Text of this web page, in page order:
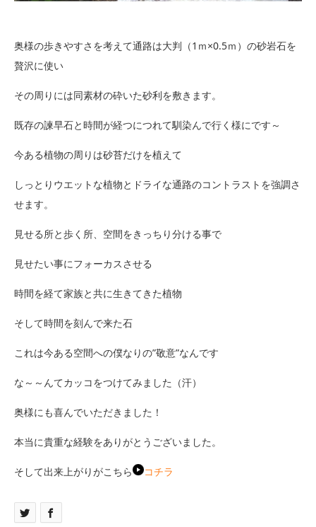
奥様の歩きやすさを考えて通路は大判（1ｍ×0.5ｍ）の砂岩石を
贅沢に使い
その周りには同素材の砕いた砂利を敷きます。
既存の諫早石と時間が経つにつれて馴染んで行く様にです～
今ある植物の周りは砂苔だけを植えて
しっとりウエットな植物とドライな通路のコントラストを強調さ
せます。
見せる所と歩く所、空間をきっちり分ける事で
見せたい事にフォーカスさせる
時間を経て家族と共に生きてきた植物
そして時間を刻んで来た石
これは今ある空間への僕なりの”敬意”なんです
な～～んてカッコをつけてみました（汗）
奥様にも喜んでいただきました！
本当に貴重な経験をありがとうございました。
そして出来上がりがこちら コチラ